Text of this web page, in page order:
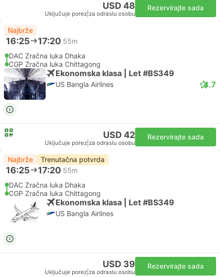
USD 48
Uključuje porez za odraslu osobu
Rezervirajte sada
Najbrže
16:25 17:20 55m
DAC Zračna luka Dhaka
CGP Zračna luka Chittagong
Ekonomska klasa | Let #BS349
US Bangla Airlines 4.7
USD 42
Uključuje porez za odraslu osobu
Rezervirajte sada
Najbrže Trenutačna potvrda
16:25 17:20 55m
DAC Zračna luka Dhaka
CGP Zračna luka Chittagong
Ekonomska klasa | Let #BS349
US Bangla Airlines
USD 39
Uključuje porez za odraslu osobu
Rezervirajte sada